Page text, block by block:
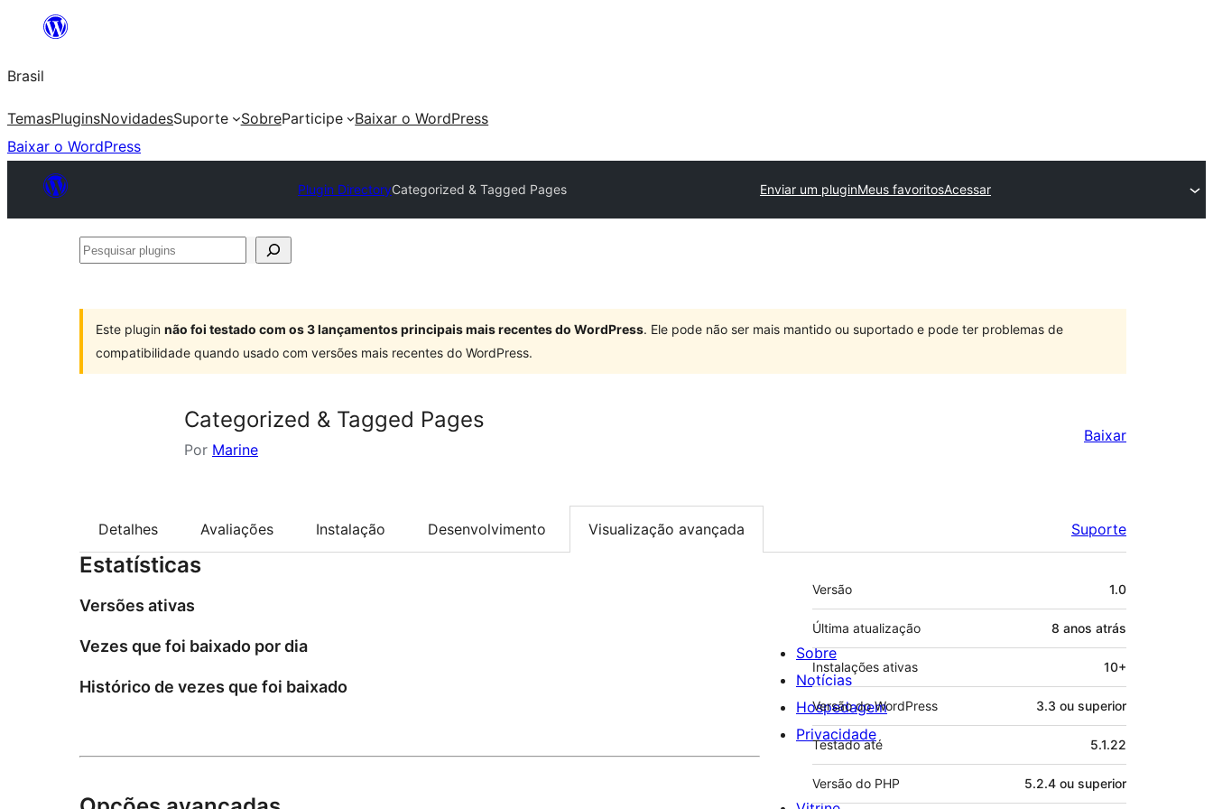
o
conteúdo
Brasil
TemasPluginsNovidadesSuporte SobreParticipe
Baixar o WordPress
Baixar o WordPress
Plugin DirectoryCategorized & Tagged Pages Enviar um pluginMeus favoritosAcessar
Pesquisar
Este plugin não foi testado com os 3 lançamentos principais mais recentes do WordPress. Ele pode não ser mais mantido ou suportado e pode ter problemas de
compatibilidade quando usado com versões mais recentes do WordPress.
Categorized & Tagged Pages
Por Marine
Baixar
Detalhes Avaliações Instalação Desenvolvimento Visualização avançada Suporte
Estatísticas
Versões ativas
Vezes que foi baixado por dia
Histórico de vezes que foi baixado
Meta
Versão 1.0
Última atualização 8 anos atrás
Instalações ativas 10+
Versão do WordPress 3.3 ou superior
Testado até 5.1.22
Versão do PHP 5.2.4 ou superior
Sobre
Notícias
Hospedagem
Privacidade